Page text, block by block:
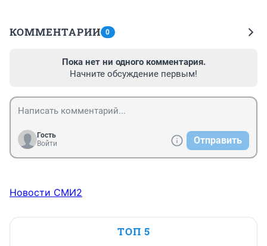
КОММЕНТАРИИ 0
Пока нет ни одного комментария.
Начните обсуждение первым!
Гость
Войти
Отправить
Новости СМИ2
ТОП 5